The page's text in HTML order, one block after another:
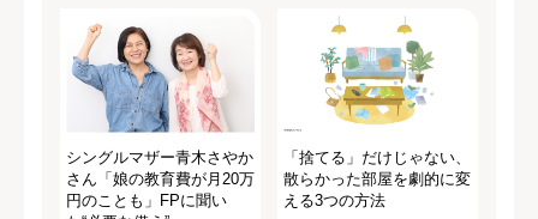
シングルマザー青木さやか
さん「娘の教育費が月20万
円のことも」FPに聞い
「捨てる」だけじゃない、
散らかった部屋を劇的に変
える3つの方法